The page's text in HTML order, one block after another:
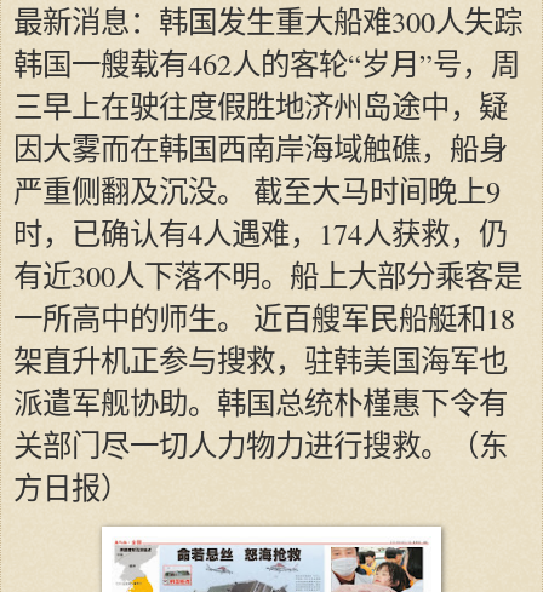
最新消息：韩国发生重大船难300人失踪
韩国一艘载有462人的客轮“岁月”号，周
三早上在驶往度假胜地济州岛途中，疑
因大雾而在韩国西南岸海域触礁，船身
严重侧翻及沉没。 截至大马时间晚上9
时，已确认有4人遇难，174人获救，仍
有近300人下落不明。船上大部分乘客是
一所高中的师生。 近百艘军民船艇和18
架直升机正参与搜救，驻韩美国海军也
派遣军舰协助。韩国总统朴槿惠下令有
关部门尽一切人力物力进行搜救。（东
方日报）